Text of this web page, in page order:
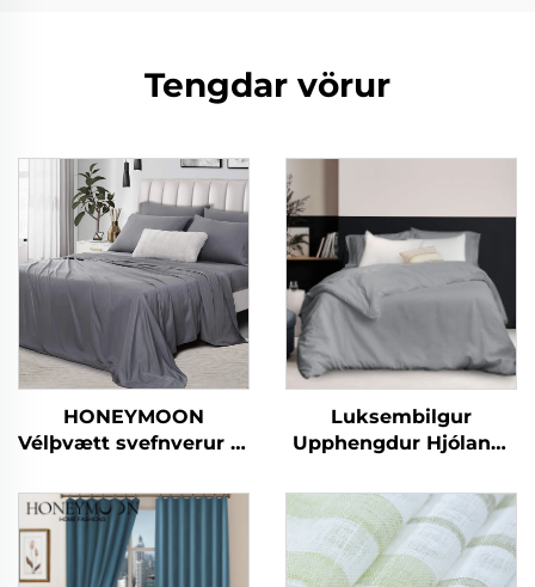
Tengdar vörur
HONEYMOON
Vélþvætt svefnverur af
sætt 4 hluta kælifriðju
mjúkar og silki fyrir
queen rúm
Luksembilgur
Upphengdur Hjólandi
Bómull Hár Gæði
Andartæk
Náttúrulegur
Hlífardúkasetur